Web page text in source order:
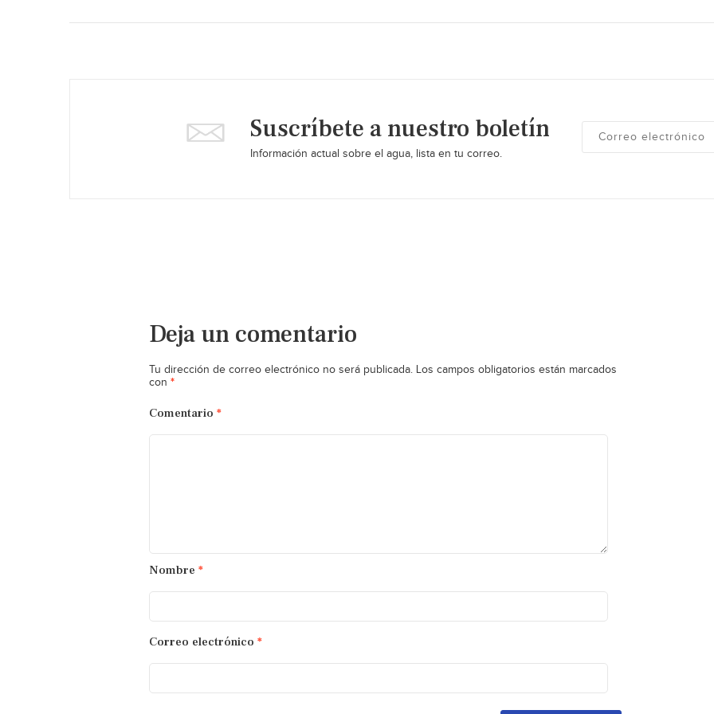
Suscríbete a nuestro boletín
Información actual sobre el agua, lista en tu correo.
Deja un comentario
Tu dirección de correo electrónico no será publicada. Los campos obligatorios están marcados
con *
Comentario *
Nombre *
Correo electrónico *